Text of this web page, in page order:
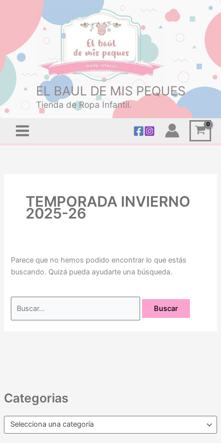
EL BAUL DE MIS PEQUES
Tienda de Ropa Infantil.
Categorias
Selecciona una categoría
TEMPORADA INVIERNO
2025-26
Parece que no hemos podido encontrar lo que estás
buscando. Quizá pueda ayudarte una búsqueda.